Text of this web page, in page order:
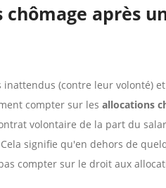
après
(contre leur volonté)
compter sur les allocations
volontaire de la part du
signifie qu'en dehors de
compter sur le droit aux